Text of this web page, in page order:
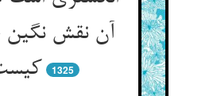
آن نقش نگین
1325